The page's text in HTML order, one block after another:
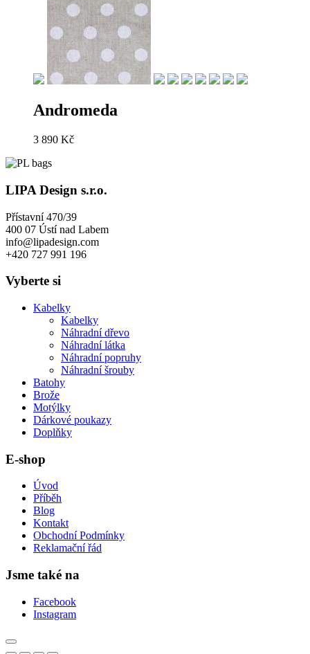
Andromeda
3 890 Kč
LIPA Design s.r.o.
Přístavní 470/39
400 07 Ústí nad Labem
info@lipadesign.com
+420 727 991 196
Vyberte si
Kabelky
Kabelky
Náhradní dřevo
Náhradní látka
Náhradní popruhy
Náhradní šrouby
Batohy
Brože
Motýlky
Dárkové poukazy
Doplňky
E-shop
Úvod
Příběh
Blog
Kontakt
Obchodní Podmínky
Reklamační řád
Jsme také na
Facebook
Instagram